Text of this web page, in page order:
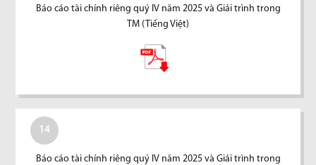
Báo cáo tài chính riêng quý IV năm 2025 và Giải trình trong
TM (Tiếng Việt)
14
Báo cáo tài chính riêng quý IV năm 2025 và Giải trình trong